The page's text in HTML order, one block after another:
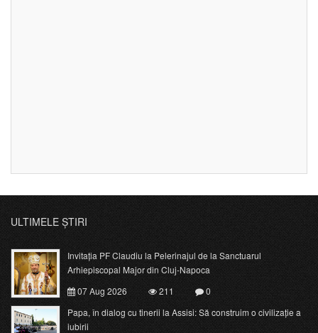
ULTIMELE ȘTIRI
Invitația PF Claudiu la Pelerinajul de la Sanctuarul
Arhiepiscopal Major din Cluj-Napoca
07 Aug 2026
211
0
Papa, în dialog cu tinerii la Assisi: Să construim o civilizație a
iubirii